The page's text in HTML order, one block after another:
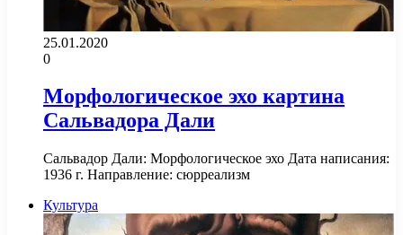
25.01.2020
0
Морфологическое эхо картина
Сальвадора Дали
Сальвадор Дали: Морфологическое эхо Дата написания:
1936 г. Направление: сюрреализм
Культура